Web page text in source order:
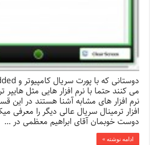
می کنند حتما با نرم افزار هایی مثل هایپر
نرم افزار های مشابه آشنا هستند در این
افزار ترمینال سریال عالی دیگر را معرفی
دوست خوبمان آقای ابراهیم معظمی در …
ادامه نوشته »